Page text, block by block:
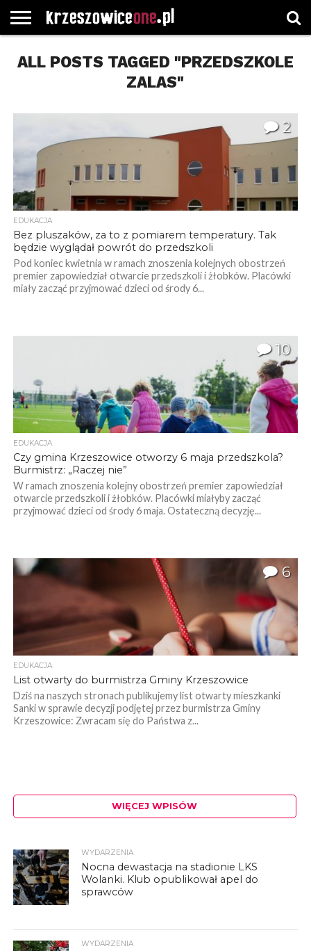
GŁÓWNA
WYBORY
SAMORZĄDOWE
WYBIERZ
KATEGORIE
ROZKŁADY
JAZDY
GREGORCZYK
WATCH
KONTAKT
ALL POSTS TAGGED "PRZEDSZKOLE
ZALAS"
2
EDUKACJA
Bez pluszaków, za to z pomiarem temperatury. Tak
będzie wyglądał powrót do przedszkoli
Pod koniec kwietnia w ramach znoszenia kolejnych obostrzeń
premier zapowiedział otwarcie przedszkoli i żłobków. Placówki
miały zacząć przyjmować dzieci od środy 6...
10
EDUKACJA
Czy gmina Krzeszowice otworzy 6 maja przedszkola?
Burmistrz: „Raczej nie”
W ramach znoszenia kolejny obostrzeń premier zapowiedział
otwarcie przedszkoli i żłobków. Placówki miałyby zacząć
przyjmować dzieci od środy 6 maja. Ostateczną decyzję...
6
EDUKACJA
List otwarty do burmistrza Gminy Krzeszowice
Dziś na naszych stronach publikujemy list otwarty mieszkanki
Sanki w sprawie decyzji podjętej przez burmistrza Gminy
Krzeszowice: Zwracam się do Państwa z...
WIĘCEJ WPISÓW
WYDARZENIA
Nocna dewastacja na stadionie LKS
Wolanki. Klub opublikował apel do
sprawców
WYDARZENIA